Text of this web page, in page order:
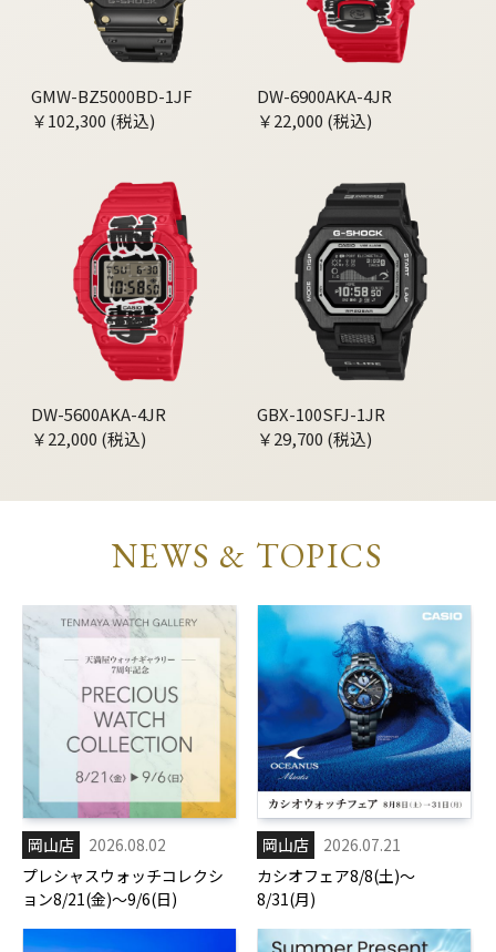
GMW-BZ5000BD-1JF
￥102,300 (税込)
DW-6900AKA-4JR
￥22,000 (税込)
DW-5600AKA-4JR
￥22,000 (税込)
GBX-100SFJ-1JR
￥29,700 (税込)
NEWS & TOPICS
岡山店
2026.08.02
プレシャスウォッチコレクシ
ョン8/21(金)～9/6(日)
岡山店
2026.07.21
カシオフェア8/8(土)～
8/31(月)